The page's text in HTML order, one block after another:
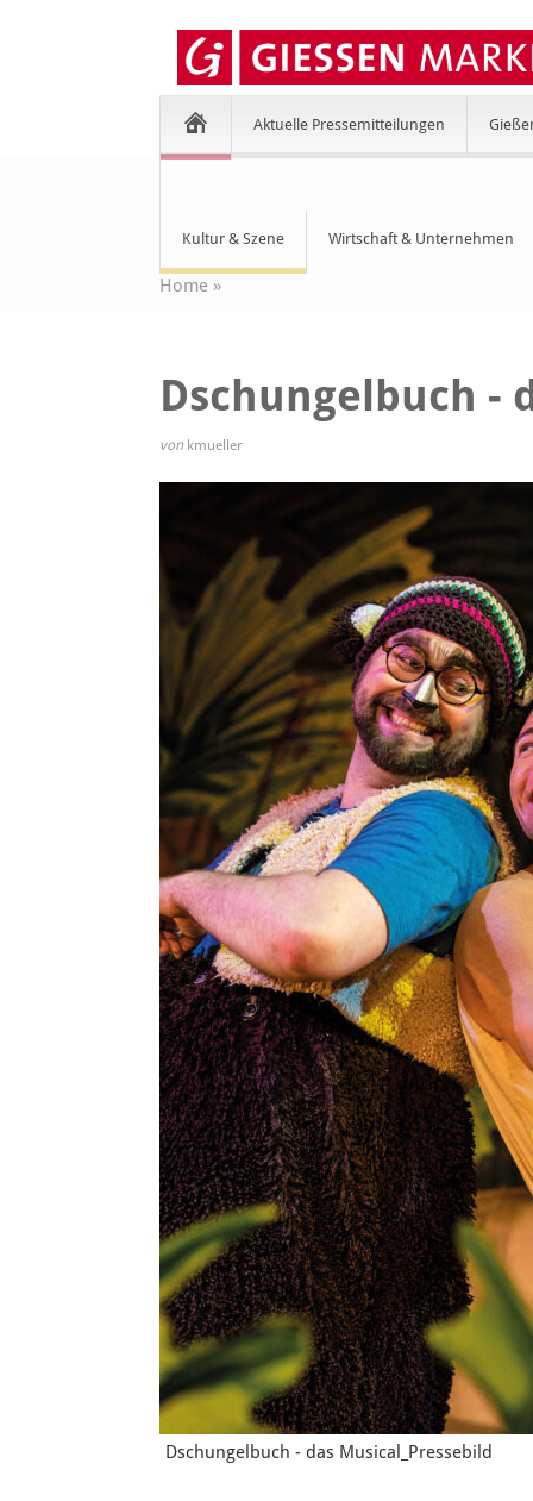
Aktuelle Pressemitteilungen
Kultur & Szene Wirtschaft & Unternehmen
Home »
Dschungelbuch -
von kmueller
Dschungelbuch - das Musical_Pressebild